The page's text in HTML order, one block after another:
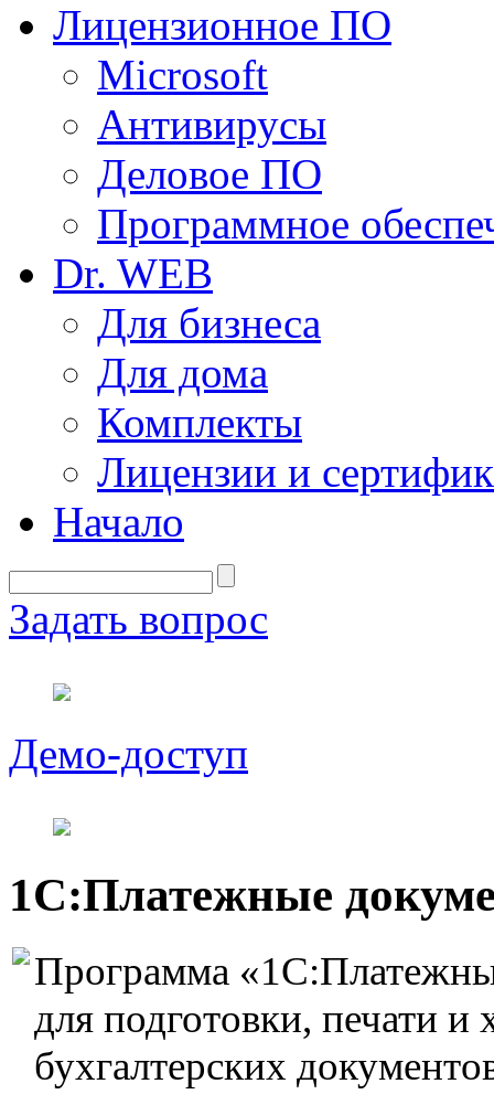
Лицензионное ПО
Microsoft
Антивирусы
Деловое ПО
Программное
Dr. WEB
Для бизнеса
Для дома
Комплекты
Лицензии и
Начало
Задать вопрос
Демо-доступ
1С:Платежные
Программа
для подготовки, печати
бухгалтерских